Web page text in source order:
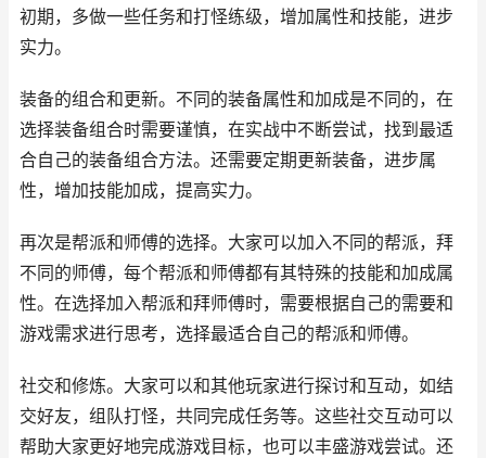
初期，多做一些任务和打怪练级，增加属性和技能，进步
实力。
装备的组合和更新。不同的装备属性和加成是不同的，在
选择装备组合时需要谨慎，在实战中不断尝试，找到最适
合自己的装备组合方法。还需要定期更新装备，进步属
性，增加技能加成，提高实力。
再次是帮派和师傅的选择。大家可以加入不同的帮派，拜
不同的师傅，每个帮派和师傅都有其特殊的技能和加成属
性。在选择加入帮派和拜师傅时，需要根据自己的需要和
游戏需求进行思考，选择最适合自己的帮派和师傅。
社交和修炼。大家可以和其他玩家进行探讨和互动，如结
交好友，组队打怪，共同完成任务等。这些社交互动可以
帮助大家更好地完成游戏目标，也可以丰盛游戏尝试。还